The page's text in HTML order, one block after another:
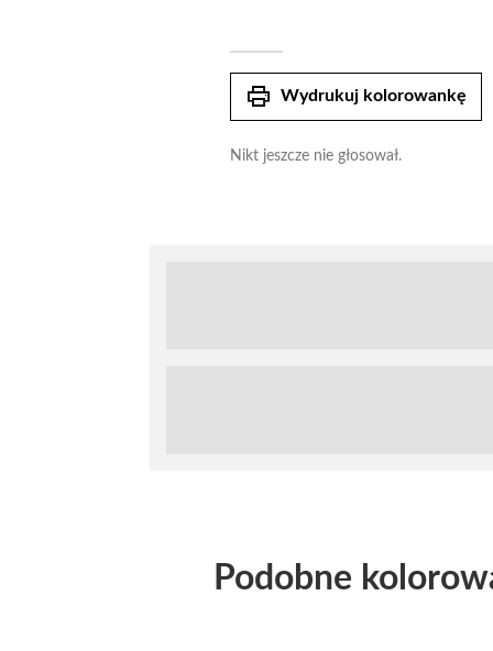
print Wydrukuj kolorowankę
Nikt jeszcze nie głosował.
Podobne